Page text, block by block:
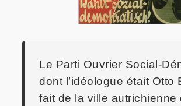
Le Parti Ouvrier Social-
dont l’idéologue était Otto
fait de la ville autrichienne